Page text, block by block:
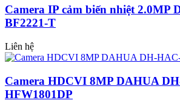
Camera IP cảm biến nhiệt 2.0MP
BF2221-T
Liên hệ
Camera HDCVI 8MP DAHUA
HFW1801DP